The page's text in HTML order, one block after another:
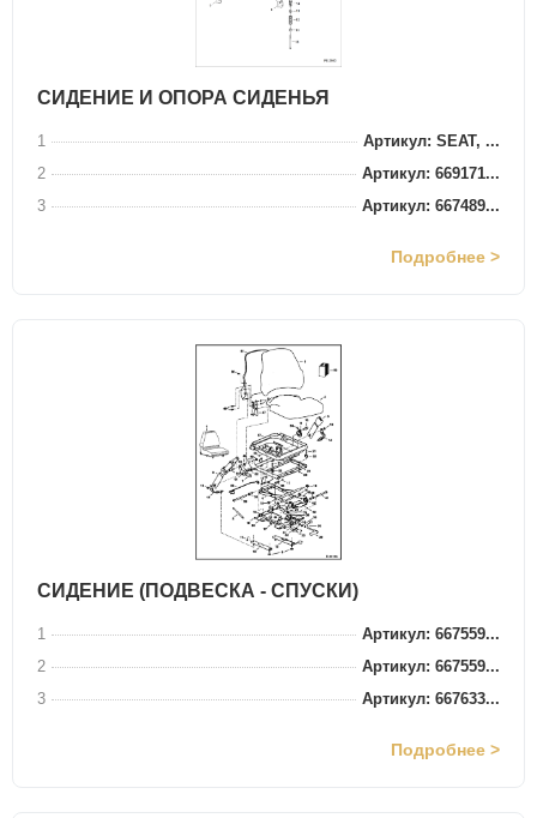
СИДЕНИЕ И ОПОРА СИДЕНЬЯ
1
Артикул: SEAT, ...
2
Артикул: 669171...
3
Артикул: 667489...
Подробнее >
СИДЕНИЕ (ПОДВЕСКА - СПУСКИ)
1
Артикул: 667559...
2
Артикул: 667559...
3
Артикул: 667633...
Подробнее >